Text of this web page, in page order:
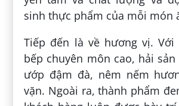
sinh thực phẩm của mỗi món
Tiếp đến là về hương vị.
bếp chuyên môn cao, hải
ướp đậm đà, nêm nếm
vặn. Ngoài ra, thành phẩm